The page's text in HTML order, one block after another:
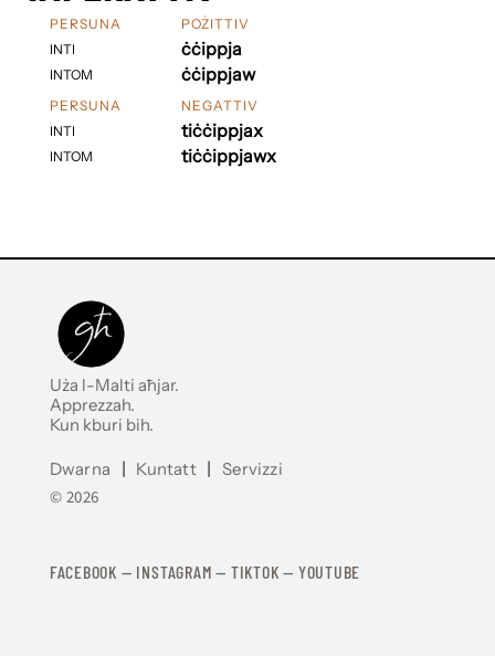
PERSUNA
INTI
INTOM
POŻITTIV
ċċippja
ċċippjaw
PERSUNA
INTI
INTOM
NEGATTIV
tiċċippjax
tiċċippjawx
Uża l-Malti aħjar.
Apprezzah.
Kun kburi bih.
Dwarna | Kuntatt | Servizzi
© 2026
FACEBOOK — INSTAGRAM — TIKTOK — YOUTUBE